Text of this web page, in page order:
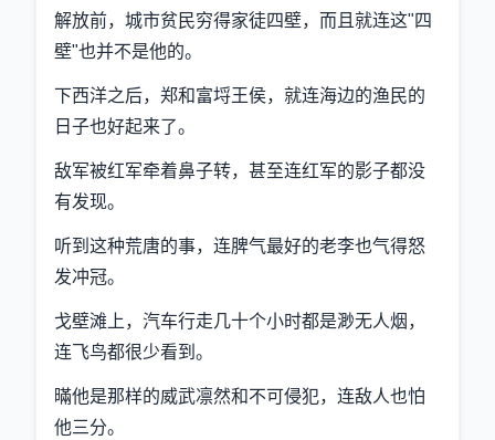
解放前，城市贫民穷得家徒四壁，而且就连这"四
壁"也并不是他的。
下西洋之后，郑和富埒王侯，就连海边的渔民的
日子也好起来了。
敌军被红军牵着鼻子转，甚至连红军的影子都没
有发现。
听到这种荒唐的事，连脾气最好的老李也气得怒
发冲冠。
戈壁滩上，汽车行走几十个小时都是渺无人烟，
连飞鸟都很少看到。
暪他是那样的威武凛然和不可侵犯，连敌人也怕
他三分。